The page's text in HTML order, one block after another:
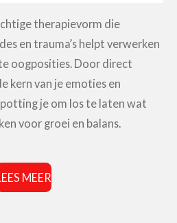
therapievorm die
en trauma’s helpt verwerken
oogposities. Door direct
kern van je emoties en
je om los te laten wat
voor groei en balans.
MEER